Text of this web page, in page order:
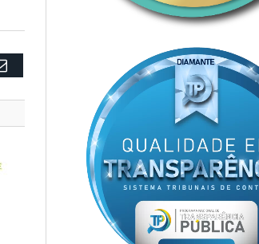
Email